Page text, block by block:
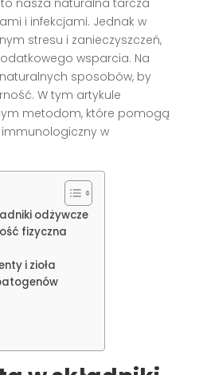
nasza naturalna tarcza
i infekcjami. Jednak w
stresu i zanieczyszczeń,
wsparcia. Na
sposobów, by
W tym artykule
metodom, które pomogą
immunologiczny w
odżywcze
fizyczna
i zioła